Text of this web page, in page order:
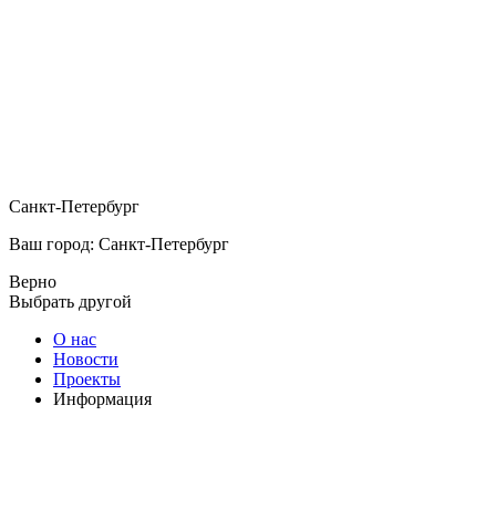
Санкт-Петербург
Ваш город: Санкт-Петербург
Верно
Выбрать другой
О нас
Новости
Проекты
Информация